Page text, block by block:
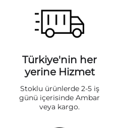
Türkiye'nin her
yerine Hizmet
Stoklu ürünlerde 2-5 iş
günü içerisinde Ambar
veya kargo.